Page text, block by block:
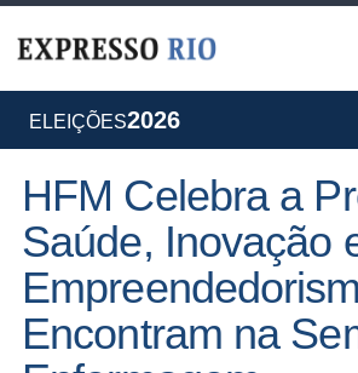
ELEIÇÕES2026
HFM Celebra a
Saúde, Inovação
Encontram na